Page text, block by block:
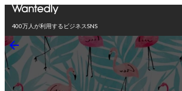
400万人が利用するビジネスSNS